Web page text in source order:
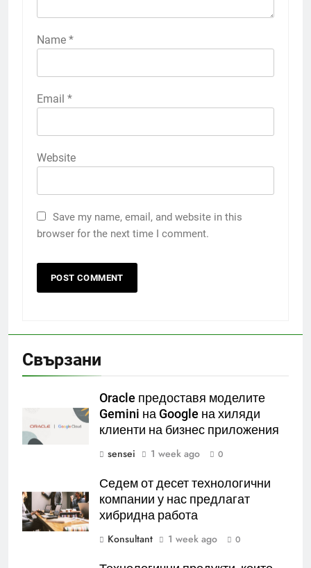
Name *
Email *
Website
Save my name, email, and website in this
browser for the next time I comment.
Свързани
Oracle предоставя моделите
Gemini на Google на хиляди
клиенти на бизнес приложения
sensei
1 week ago 0
Седем от десет технологични
компании у нас предлагат
хибридна работа
Konsultant
1 week ago 0